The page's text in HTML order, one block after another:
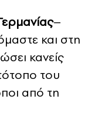
–
και στη
κανείς
του
από τη